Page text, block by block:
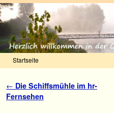
Startseite
Artikelnavigation
← Die Schiffsmühle im hr-
Fernsehen